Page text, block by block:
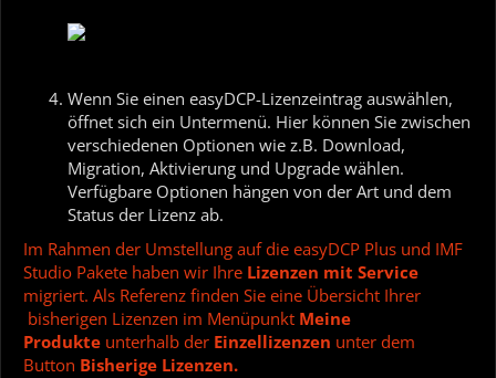
Wenn Sie einen easyDCP-Lizenzeintrag auswählen,
öffnet sich ein Untermenü. Hier können Sie zwischen
verschiedenen Optionen wie z.B. Download,
Migration, Aktivierung und Upgrade wählen.
Verfügbare Optionen hängen von der Art und dem
Status der Lizenz ab.
Im Rahmen der Umstellung auf die easyDCP Plus und IMF
Studio Pakete haben wir Ihre Lizenzen mit Service
migriert. Als Referenz finden Sie eine Übersicht Ihrer
bisherigen Lizenzen im Menüpunkt Meine
Produkte unterhalb der Einzellizenzen unter dem
Button Bisherige Lizenzen.